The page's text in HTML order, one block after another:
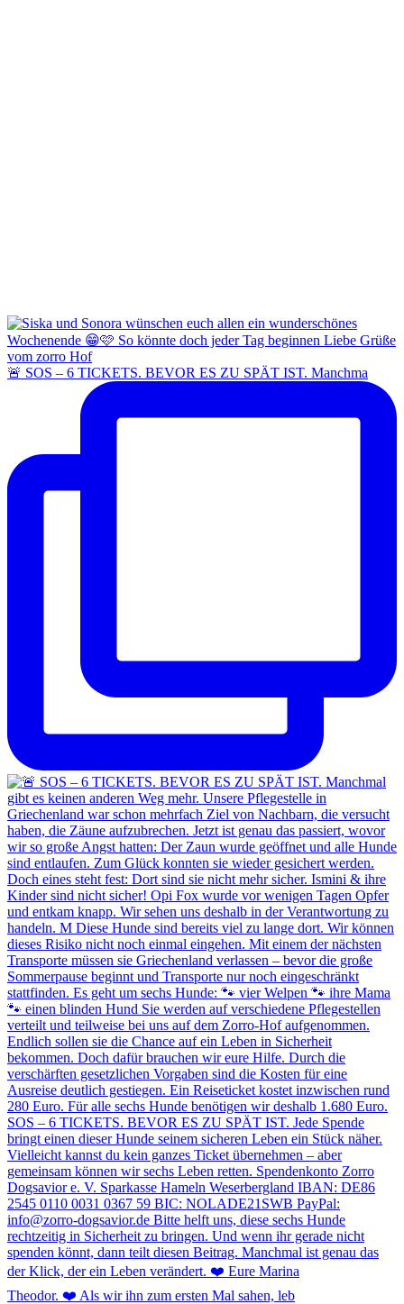
🚨 SOS – 6 TICKETS. BEVOR ES ZU SPÄT IST. Manchma
Theodor. ❤️ Als wir ihn zum ersten Mal sahen, leb